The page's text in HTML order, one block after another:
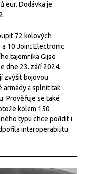
eur. Dodávka je
72 kolových
a 10 Joint Electronic
tajemníka Gijse
dne 23. září 2024.
zvýšit bojovou
armády a splnit tak
Prověřuje se také
kolem 150
typu chce pořídit i
interoperabilitu